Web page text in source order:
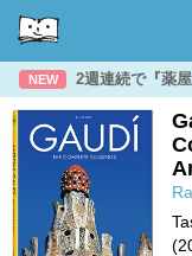
NEW 2週連続で『薬